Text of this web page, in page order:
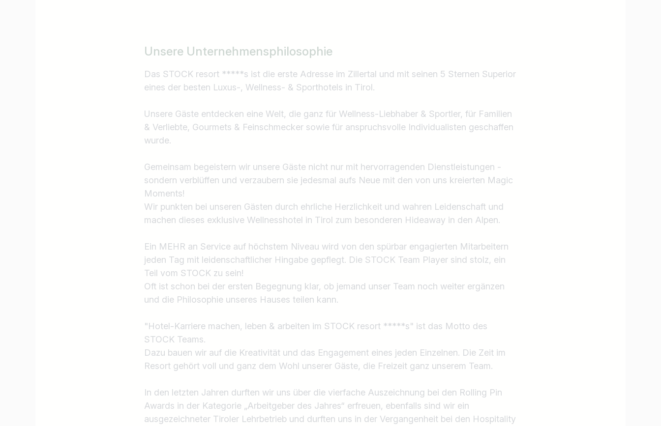
Unsere Unternehmensphilosophie
Das STOCK resort *****s ist die erste Adresse im Zillertal und mit seinen 5 Sternen Superior
eines der besten Luxus-, Wellness- & Sporthotels in Tirol.
Unsere Gäste entdecken eine Welt, die ganz für Wellness-Liebhaber & Sportler, für Familien
& Verliebte, Gourmets & Feinschmecker sowie für anspruchsvolle Individualisten geschaffen
wurde.
Gemeinsam begeistern wir unsere Gäste nicht nur mit hervorragenden Dienstleistungen -
sondern verblüffen und verzaubern sie jedesmal aufs Neue mit den von uns kreierten Magic
Moments!
Wir punkten bei unseren Gästen durch ehrliche Herzlichkeit und wahren Leidenschaft und
machen dieses exklusive Wellnesshotel in Tirol zum besonderen Hideaway in den Alpen.
Ein MEHR an Service auf höchstem Niveau wird von den spürbar engagierten Mitarbeitern
jeden Tag mit leidenschaftlicher Hingabe gepflegt. Die STOCK Team Player sind stolz, ein
Teil vom STOCK zu sein!
Oft ist schon bei der ersten Begegnung klar, ob jemand unser Team noch weiter ergänzen
und die Philosophie unseres Hauses teilen kann.
"Hotel-Karriere machen, leben & arbeiten im STOCK resort *****s" ist das Motto des
STOCK Teams.
Dazu bauen wir auf die Kreativität und das Engagement eines jeden Einzelnen. Die Zeit im
Resort gehört voll und ganz dem Wohl unserer Gäste, die Freizeit ganz unserem Team.
In den letzten Jahren durften wir uns über die vierfache Auszeichnung bei den Rolling Pin
Awards in der Kategorie „Arbeitgeber des Jahres“ erfreuen, ebenfalls sind wir ein
ausgezeichneter Tiroler Lehrbetrieb und durften uns in der Vergangenheit bei den Hospitality
Ich suche nach …
Jobtitel
z.B. Österreich
Land / Bundesland